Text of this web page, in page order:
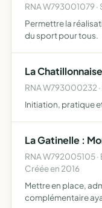
RNA W793001079 ·
Permettre la
du sport pour tous.
La
RNA W793000232
Initiation, pratique
La Gatinelle :
RNA W792005105
Créée en 2016
Mettre en place,
complémentaire